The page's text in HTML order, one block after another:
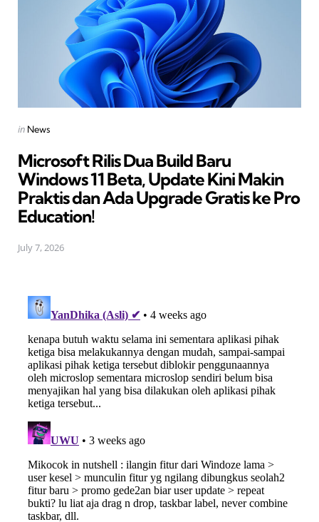
Posted
in News
Microsoft Rilis Dua Build Baru
Windows 11 Beta, Update Kini Makin
Praktis dan Ada Upgrade Gratis ke Pro
Education!
July 7, 2026